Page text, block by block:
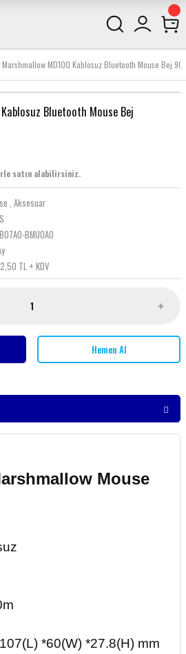
Marshmallow MD100 Kablosuz Bluetooth Mouse Bej
Bluetooth Mouse Bej
satın alabilirsiniz.
, Aksesuar
BMU0A0
TL + KDV
Hemen Al
Mouse
*60(W) *27.8(H) mm